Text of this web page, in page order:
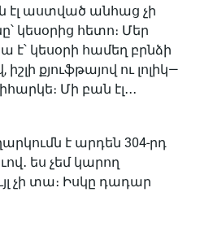
էլ աստված անհաց չի
կեսօրից հետո։ Մեր
է՝ կեսօրի համեղ բրնձի
, իշլի քյուֆթայով ու լոլիկ—
իհարկե։ Մի բան էլ․․․
է արդեն 304-րդ
․ ես չեմ կարող
չի տա։ Իսկը դադար